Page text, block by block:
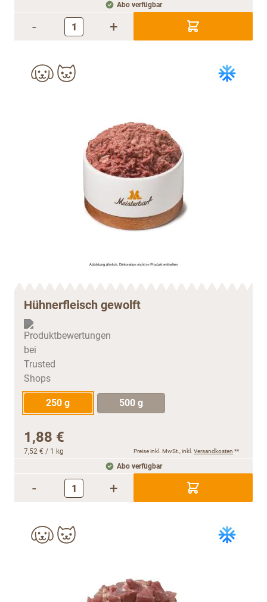
Abo verfügbar
- +
Hühnerfleisch gewolft
250 g 500 g
1,88 €
7,52 € / 1 kg Preise inkl. MwSt., inkl. Versandkosten **
Abo verfügbar
- +